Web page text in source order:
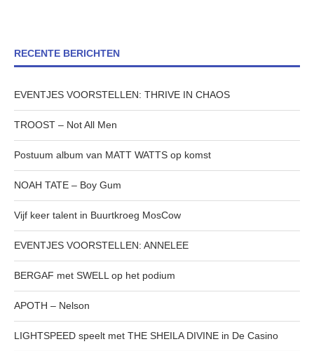
RECENTE BERICHTEN
EVENTJES VOORSTELLEN: THRIVE IN CHAOS
TROOST – Not All Men
Postuum album van MATT WATTS op komst
NOAH TATE – Boy Gum
Vijf keer talent in Buurtkroeg MosCow
EVENTJES VOORSTELLEN: ANNELEE
BERGAF met SWELL op het podium
APOTH – Nelson
LIGHTSPEED speelt met THE SHEILA DIVINE in De Casino